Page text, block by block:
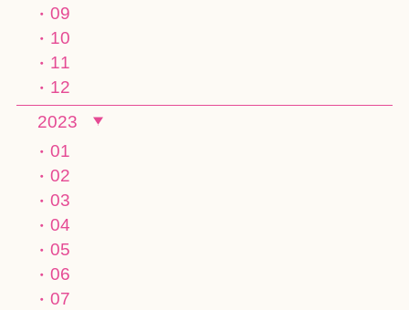
09
10
11
12
2023
01
02
03
04
05
06
07